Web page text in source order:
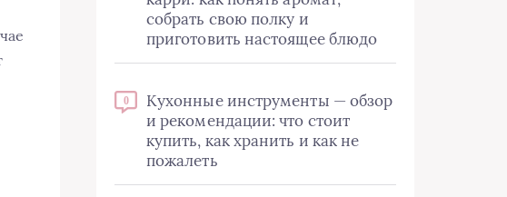
собрать свою полку и
приготовить настоящее блюдо
0
Кухонные инструменты — обзор
и рекомендации: что стоит
купить, как хранить и как не
пожалеть